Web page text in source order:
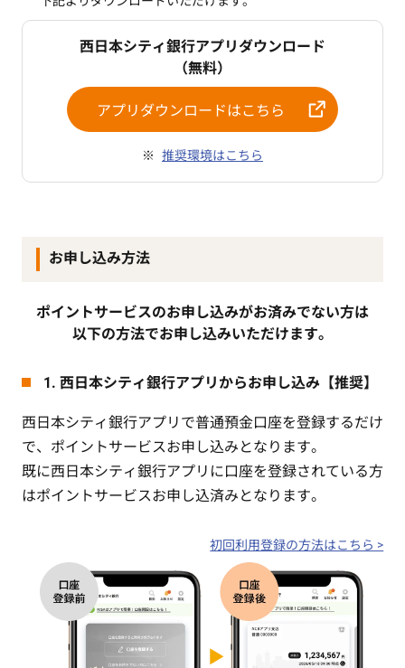
西日本シティ銀行アプリダウンロード
（無料）
アプリダウンロードはこちら
推奨環境はこちら
お申し込み方法
ポイントサービスのお申し込みがお済みでない方は
以下の方法でお申し込みいただけます。
1. 西日本シティ銀行アプリからお申し込み【推奨】
西日本シティ銀行アプリで普通預金口座を登録するだけ
で、ポイントサービスお申し込みとなります。
既に西日本シティ銀行アプリに口座を登録されている方
はポイントサービスお申し込済みとなります。
初回利用登録の方法はこちら >